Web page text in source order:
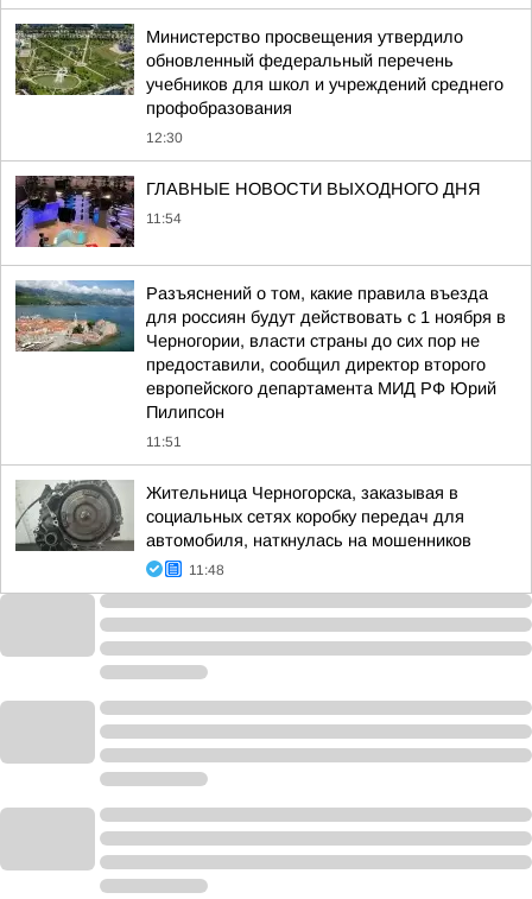
Министерство просвещения утвердило
обновленный федеральный перечень
учебников для школ и учреждений среднего
профобразования
12:30
ГЛАВНЫЕ НОВОСТИ ВЫХОДНОГО ДНЯ
11:54
Разъяснений о том, какие правила въезда
для россиян будут действовать с 1 ноября в
Черногории, власти страны до сих пор не
предоставили, сообщил директор второго
европейского департамента МИД РФ Юрий
Пилипсон
11:51
Жительница Черногорска, заказывая в
социальных сетях коробку передач для
автомобиля, наткнулась на мошенников
11:48